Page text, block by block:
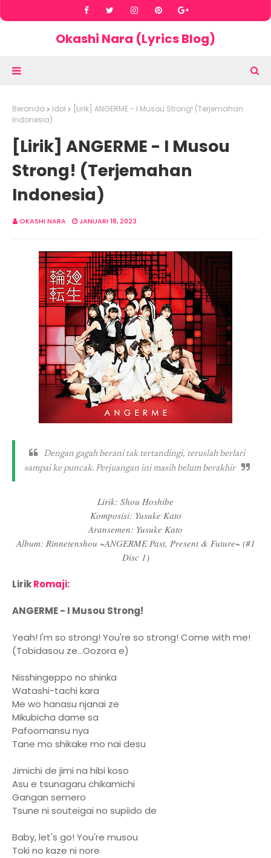
Okashi Nara (Lyrics Blog)
Beranda Idol
[Lirik] ANGERME - I Musou Strong! (Terjemahan
Indonesia)
[Lirik] ANGERME - I Musou
Strong! (Terjemahan
Indonesia)
OKASHI NARA JANUARI 18, 2023
Dengan gagah berani tak tertandingi, teruslah berlari
sampai ke puncak. Perjuangan ini masih belum berakhir
Lirik: Shou Hoshibe
Komposisi: Yusuke Kato
Aransemen: Yusuke Kato
Album: Rinnetenshou ~ANGERME Past, Present & Future~ (#1
Disc 1)
LirikRomaji:
ANGERME - I Musou Strong!
Yeah! I'm so strong! You're so strong! Come with me!
(Tobidasou ze...Oozora e)
Nisshingeppo no shinka
Watashi-tachi kara
Me wo hanasu njanai ze
Mikubicha dame sa
Pafoomansu nya
Tane mo shikake mo nai desu
Jimichi de jimi na hibi koso
Asu e tsunagaru chikamichi
Gangan semero
Tsune ni souteigai no supiido de
Baby, let's go! You're musou
Toki no kaze ni nore